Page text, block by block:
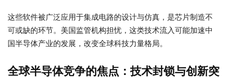
这些软件被广泛应用于集成电路的设计与仿真，是芯片制造不
可或缺的环节。美国监管机构担忧，这类技术流入可能加速中
国半导体产业的发展，改变全球科技力量格局。
全球半导体竞争的焦点：技术封锁与创新突